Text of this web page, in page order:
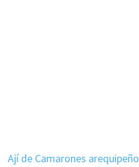
Ají de Camarones arequipeño